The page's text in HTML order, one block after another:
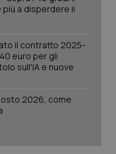
a disperdere il
il contratto 2025-
euro per gli
sull'IA e nuove
2026, come